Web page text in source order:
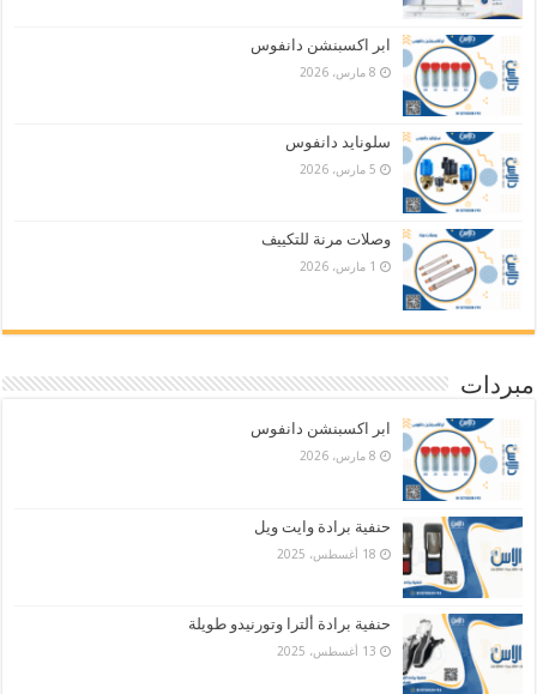
ابر اكسبنشن دانفوس
8 مارس، 2026
سلونايد دانفوس
5 مارس، 2026
وصلات مرنة للتكييف
1 مارس، 2026
مبردات
ابر اكسبنشن دانفوس
8 مارس، 2026
حنفية برادة وايت ويل
18 أغسطس، 2025
حنفية برادة ألترا وتورنيدو طويلة
13 أغسطس، 2025